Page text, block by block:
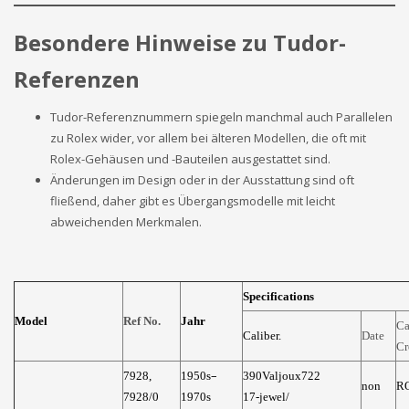
Besondere Hinweise zu Tudor-
Referenzen
Tudor-Referenznummern spiegeln manchmal auch Parallelen
zu Rolex wider, vor allem bei älteren Modellen, die oft mit
Rolex-Gehäusen und -Bauteilen ausgestattet sind.
Änderungen im Design oder in der Ausstattung sind oft
fließend, daher gibt es Übergangsmodelle mit leicht
abweichenden Merkmalen.
Model Ref No. Jahr
Specifications
Caliber. Date
7928,
7928/0
1950s–
1970s
390Valjoux722
17-jewel/
non